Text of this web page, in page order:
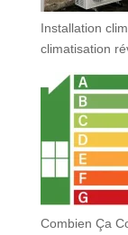
Installation
climatisation
Combien Ça